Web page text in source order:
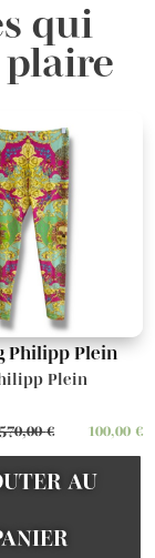
qui
Philipp Plein
Plein
€ 100,00 €
AU